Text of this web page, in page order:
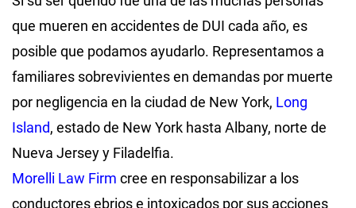
que mueren en accidentes de DUI cada año, es
posible que podamos ayudarlo. Representamos a
familiares sobrevivientes en demandas por muerte
por negligencia en la ciudad de New York, Long
Island, estado de New York hasta Albany, norte de
Nueva Jersey y Filadelfia.
Morelli Law Firm cree en responsabilizar a los
conductores ebrios e intoxicados por sus acciones